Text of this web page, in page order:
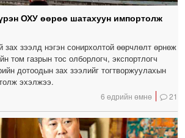
ОХУ өөрөө шатахуун импортолж
зээлд нэгэн сонирхолтой өөрчлөлт өрнөж
том газрын тос олборлогч, экспортлогч
дотоодын зах зээлийг тогтворжуулахын
эхэлжээ.
6 өдрийн өмнө 21